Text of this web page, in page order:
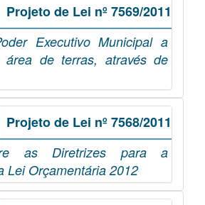
Projeto de Lei nº 7569/2011
Executivo Municipal a
área de terras, através de
Projeto de Lei nº 7568/2011
as Diretrizes para a
Lei Orçamentária 2012